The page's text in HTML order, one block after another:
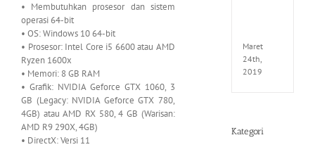
• Membutuhkan prosesor dan sistem
operasi 64-bit
• OS: Windows 10 64-bit
• Prosesor: Intel Core i5 6600 atau AMD
Ryzen 1600x
• Memori: 8 GB RAM
• Grafik: NVIDIA Geforce GTX 1060, 3
GB (Legacy: NVIDIA Geforce GTX 780,
4GB) atau AMD RX 580, 4 GB (Warisan:
AMD R9 290X, 4GB)
• DirectX: Versi 11
Maret
24th,
2019
Kategori